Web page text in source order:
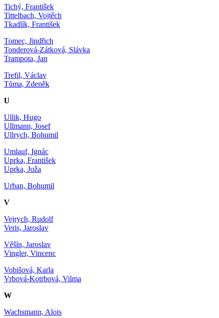
Tichý, František
Tittelbach, Vojtěch
Tkadlík, František
Tomec, Jindřich
Tonderová-Zátková, Slávka
Trampota, Jan
Trefil, Václav
Tůma, Zdeněk
U
Ullik, Hugo
Ullmann, Josef
Ullrych, Bohumil
Umlauf, Ignác
Uprka, František
Uprka, Joža
Urban, Bohumil
V
Vejrych, Rudolf
Veris, Jaroslav
Věšín, Jaroslav
Vingler, Vincenc
Vobišová, Karla
Vrbová-Kotrbová, Vilma
W
Wachsmann, Alois